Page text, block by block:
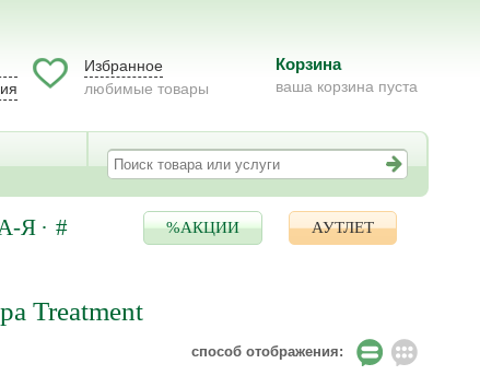
Избранное
любимые товары
Корзина
ваша корзина пуста
Я # %АКЦИИ АУТЛЕТ
Treatment
способ отображения: